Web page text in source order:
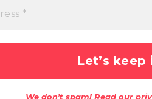
We don’t spam! Read our